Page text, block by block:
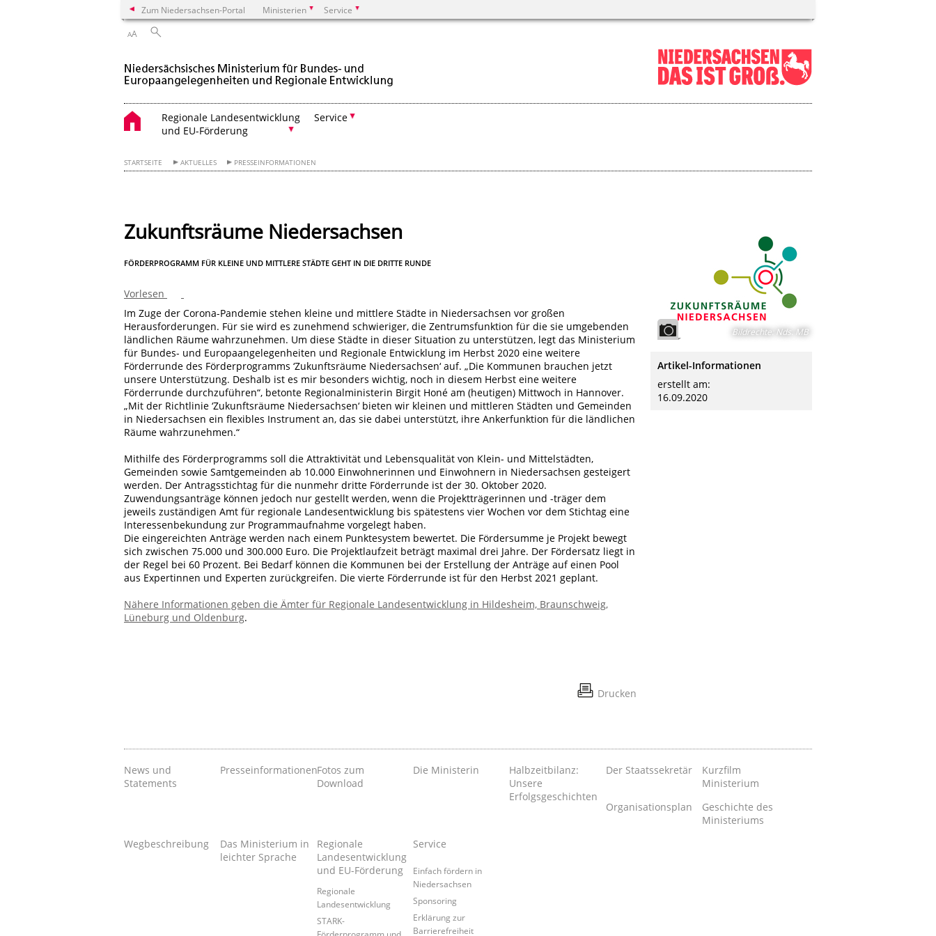
Zum Niedersachsen-Portal Ministerien Service
AA
Regionale Landesentwicklung
und EU-Förderung
Service
STARTSEITE AKTUELLES PRESSEINFORMATIONEN
Zukunftsräume Niedersachsen
FÖRDERPROGRAMM FÜR KLEINE UND MITTLERE STÄDTE GEHT IN DIE DRITTE RUNDE
Vorlesen
Im Zuge der Corona-Pandemie stehen kleine und mittlere Städte in Niedersachsen vor großen
Herausforderungen. Für sie wird es zunehmend schwieriger, die Zentrumsfunktion für die sie umgebenden
ländlichen Räume wahrzunehmen. Um diese Städte in dieser Situation zu unterstützen, legt das Ministerium
für Bundes- und Europaangelegenheiten und Regionale Entwicklung im Herbst 2020 eine weitere
Förderrunde des Förderprogramms ‘Zukunftsräume Niedersachsen‘ auf. „Die Kommunen brauchen jetzt
unsere Unterstützung. Deshalb ist es mir besonders wichtig, noch in diesem Herbst eine weitere
Förderrunde durchzuführen“, betonte Regionalministerin Birgit Honé am (heutigen) Mittwoch in Hannover.
„Mit der Richtlinie ‘Zukunftsräume Niedersachsen‘ bieten wir kleinen und mittleren Städten und Gemeinden
in Niedersachsen ein flexibles Instrument an, das sie dabei unterstützt, ihre Ankerfunktion für die ländlichen
Räume wahrzunehmen.“
Mithilfe des Förderprogramms soll die Attraktivität und Lebensqualität von Klein- und Mittelstädten,
Gemeinden sowie Samtgemeinden ab 10.000 Einwohnerinnen und Einwohnern in Niedersachsen gesteigert
werden. Der Antragsstichtag für die nunmehr dritte Förderrunde ist der 30. Oktober 2020.
Zuwendungsanträge können jedoch nur gestellt werden, wenn die Projektträgerinnen und -träger dem
jeweils zuständigen Amt für regionale Landesentwicklung bis spätestens vier Wochen vor dem Stichtag eine
Interessenbekundung zur Programmaufnahme vorgelegt haben.
Die eingereichten Anträge werden nach einem Punktesystem bewertet. Die Fördersumme je Projekt bewegt
sich zwischen 75.000 und 300.000 Euro. Die Projektlaufzeit beträgt maximal drei Jahre. Der Fördersatz liegt in
der Regel bei 60 Prozent. Bei Bedarf können die Kommunen bei der Erstellung der Anträge auf einen Pool
aus Expertinnen und Experten zurückgreifen. Die vierte Förderrunde ist für den Herbst 2021 geplant.
Nähere Informationen geben die Ämter für Regionale Landesentwicklung in Hildesheim, Braunschweig,
Lüneburg und Oldenburg.
Drucken
Bildrechte: Nds. MB
Artikel-Informationen
erstellt am:
16.09.2020
News und
Statements
PresseinformationenFotos zum
Download
Die Ministerin
Halbzeitbilanz:
Unsere
Erfolgsgeschichten
Der Staatssekretär
Kurzfilm
Ministerium
Organisationsplan
Geschichte des
Ministeriums
Wegbeschreibung
Das Ministerium in
leichter Sprache
Regionale
Landesentwicklung
und EU-Förderung
Regionale
Landesentwicklung
STARK-
Förderprogramm und
Service
Einfach fördern in
Niedersachsen
Sponsoring
Erklärung zur
Barrierefreiheit